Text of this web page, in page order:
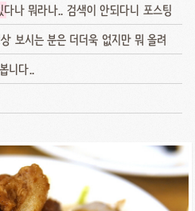
다나 뭐라나.. 검색이 안되다니 포스팅
보시는 분은 더더욱 없지만 뭐 올려
봅니다..